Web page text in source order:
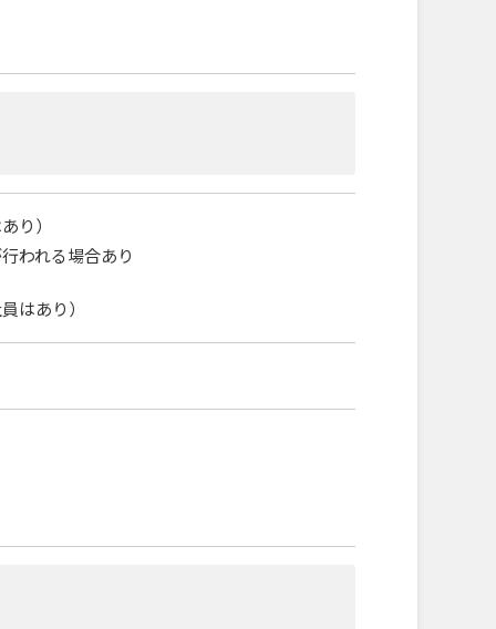
り）
われる場合あり
はあり）